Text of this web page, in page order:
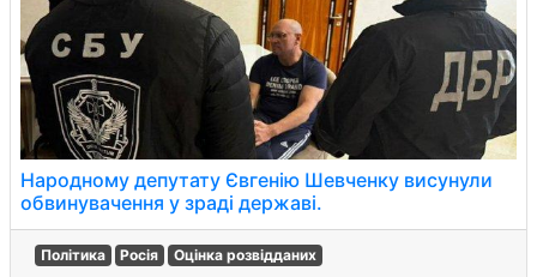
Народному депутату Євгенію Шевченку висунули
обвинувачення у зраді державі.
Політика Росія Оцінка розвідданих